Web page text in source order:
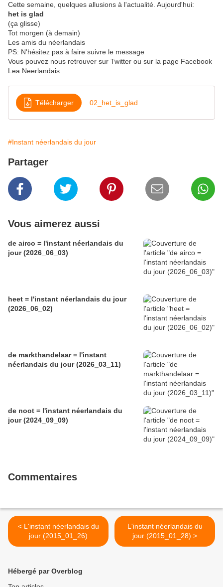
Cette semaine, quelques allusions à l'actualité. Aujourd'hui:
het is glad
(ça glisse)
Tot morgen (à demain)
Les amis du néerlandais
PS: N'hésitez pas à faire suivre le message
Vous pouvez nous retrouver sur Twitter ou sur la page Facebook
Lea Neerlandais
Télécharger 02_het_is_glad
#Instant néerlandais du jour
Partager
Vous aimerez aussi
de airco = l'instant néerlandais du
jour (2026_06_03)
heet = l'instant néerlandais du jour
(2026_06_02)
de markthandelaar = l'instant
néerlandais du jour (2026_03_11)
de noot = l'instant néerlandais du
jour (2024_09_09)
Commentaires
< L'instant néerlandais du
jour (2015_01_26)
L'instant néerlandais du
jour (2015_01_28) >
Hébergé par Overblog